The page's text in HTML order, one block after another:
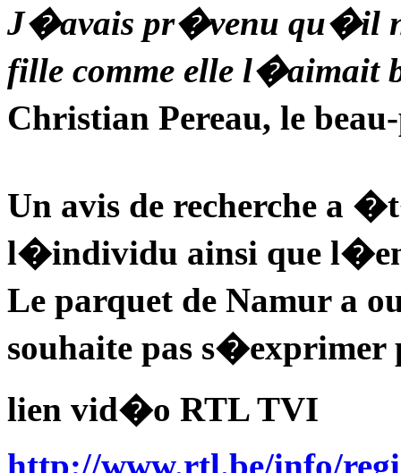
J�avais pr�venu qu�il
fille comme elle
Christian Pereau, le
Un avis de recherche a
l�individu ainsi que
Le parquet de Namur a
souhaite pas
lien vid�o RTL TVI